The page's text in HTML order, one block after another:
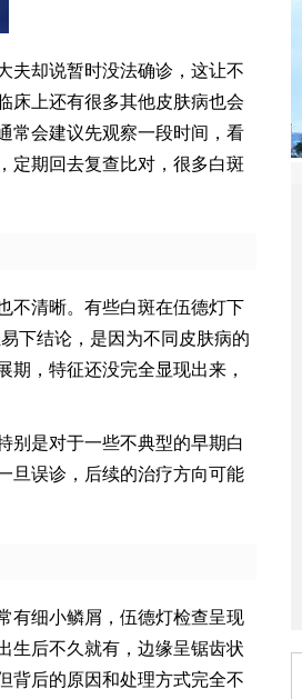
夫却说暂时没法确诊，这让不
床上还有很多其他皮肤病也会
常会建议先观察一段时间，看
定期回去复查比对，很多白斑
不清晰。有些白斑在伍德灯下
下结论，是因为不同皮肤病的
，特征还没完全显现出来，
别是对于一些不典型的早期白
旦误诊，后续的治疗方向可能
有细小鳞屑，伍德灯检查呈现
生后不久就有，边缘呈锯齿状
背后的原因和处理方式完全不